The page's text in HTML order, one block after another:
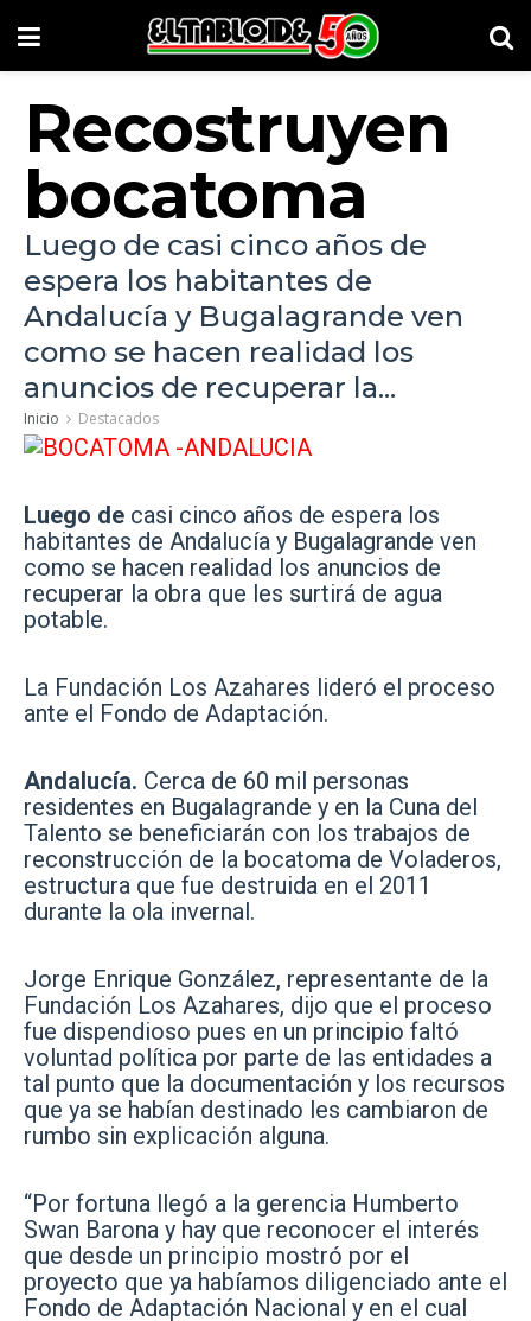
Recostruyen
bocatoma
Luego de casi cinco años de
espera los habitantes de
Andalucía y Bugalagrande ven
como se hacen realidad los
anuncios de recuperar la...
Inicio Destacados
Luego de casi cinco años de espera los
habitantes de Andalucía y Bugalagrande ven
como se hacen realidad los anuncios de
recuperar la obra que les surtirá de agua
potable.
La Fundación Los Azahares lideró el proceso
ante el Fondo de Adaptación.
Andalucía. Cerca de 60 mil personas
residentes en Bugalagrande y en la Cuna del
Talento se beneficiarán con los trabajos de
reconstrucción de la bocatoma de Voladeros,
estructura que fue destruida en el 2011
durante la ola invernal.
Jorge Enrique González, representante de la
Fundación Los Azahares, dijo que el proceso
fue dispendioso pues en un principio faltó
voluntad política por parte de las entidades a
tal punto que la documentación y los recursos
que ya se habían destinado les cambiaron de
rumbo sin explicación alguna.
“Por fortuna llegó a la gerencia Humberto
Swan Barona y hay que reconocer el interés
que desde un principio mostró por el
proyecto que ya habíamos diligenciado ante el
Fondo de Adaptación Nacional y en el cual